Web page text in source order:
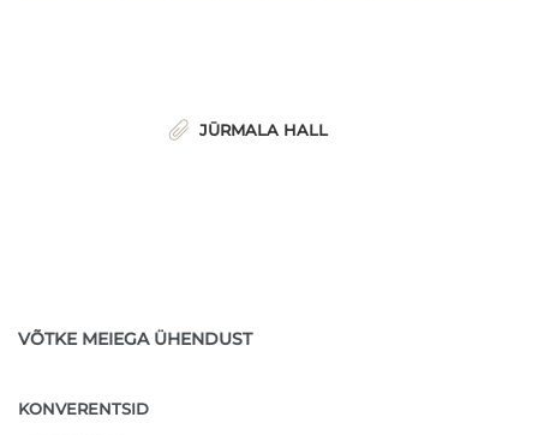
JŪRMALA HALL
VÕTKE MEIEGA ÜHENDUST
KONVERENTSID